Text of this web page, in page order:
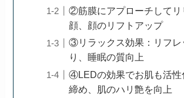
②筋膜にアプローチしてリ
顔、顔のリフトアップ
③リラックス効果：リフレ
り、睡眠の質向上
④LEDの効果でお肌も活性
締め、肌のハリ艶を向上